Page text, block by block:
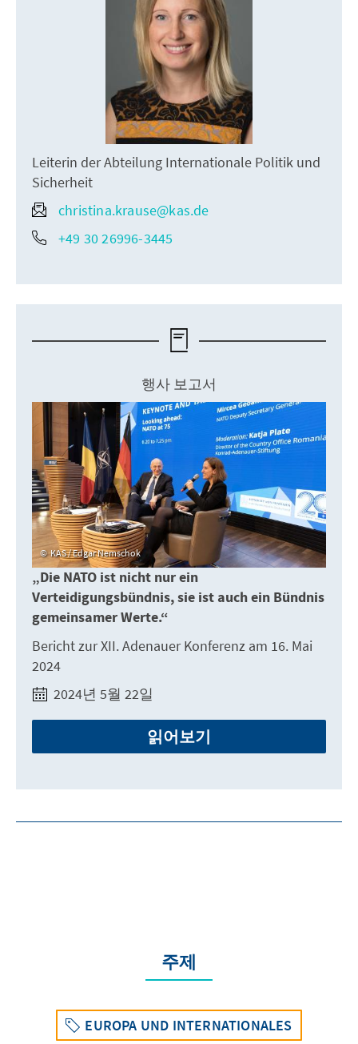
Leiterin der Abteilung Internationale Politik und
Sicherheit
christina.krause@kas.de
+49 30 26996-3445
행사 보고서
KAS / Edgar Nemschok
„Die NATO ist nicht nur ein
Verteidigungsbündnis, sie ist auch ein Bündnis
gemeinsamer Werte.“
Bericht zur XII. Adenauer Konferenz am 16. Mai
2024
2024년 5월 22일
읽어보기
주제
EUROPA UND INTERNATIONALES